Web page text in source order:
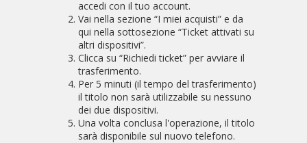
accedi con il tuo account.
Vai nella sezione “I miei acquisti” e da
qui nella sottosezione “Ticket attivati su
altri dispositivi”.
Clicca su “Richiedi ticket” per avviare il
trasferimento.
Per 5 minuti (il tempo del trasferimento)
il titolo non sarà utilizzabile su nessuno
dei due dispositivi.
Una volta conclusa l'operazione, il titolo
sarà disponibile sul nuovo telefono.